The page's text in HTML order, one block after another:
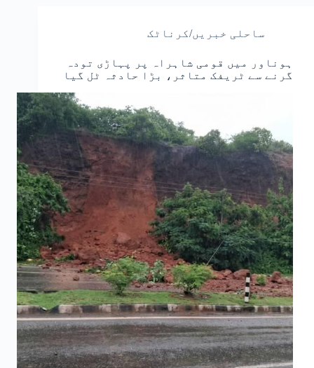
ساحلی خبریں/کرناٹک
ہوناور میں قومی شاہراہ پر پہاڑی تودہ
گرنے سے ٹریفک متاثر، بڑا حادثہ ٹل گیا